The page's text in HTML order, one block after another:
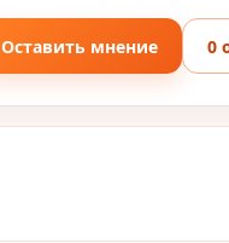
Оставить мнение 0